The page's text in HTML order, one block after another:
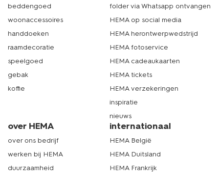
beddengoed
woonaccessoires
handdoeken
raamdecoratie
speelgoed
gebak
koffie
folder via Whatsapp ontvangen
HEMA op social media
HEMA herontwerpwedstrijd
HEMA fotoservice
HEMA cadeaukaarten
HEMA tickets
HEMA verzekeringen
inspiratie
nieuws
over HEMA
over ons bedrijf
werken bij HEMA
duurzaamheid
internationaal
HEMA België
HEMA Duitsland
HEMA Frankrijk